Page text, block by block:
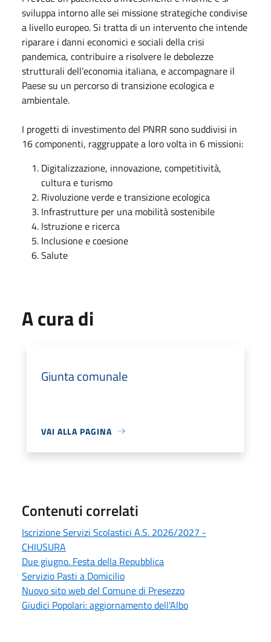
sviluppa intorno alle sei missione strategiche condivise
a livello europeo. Si tratta di un intervento che intende
riparare i danni economici e sociali della crisi
pandemica, contribuire a risolvere le debolezze
strutturali dell’economia italiana, e accompagnare il
Paese su un percorso di transizione ecologica e
ambientale.
I progetti di investimento del PNRR sono suddivisi in
16 componenti, raggruppate a loro volta in 6 missioni:
Digitalizzazione, innovazione, competitività,
cultura e turismo
Rivoluzione verde e transizione ecologica
Infrastrutture per una mobilità sostenibile
Istruzione e ricerca
Inclusione e coesione
Salute
A cura di
Giunta comunale
VAI ALLA PAGINA
Contenuti correlati
Iscrizione Servizi Scolastici A.S. 2026/2027 -
CHIUSURA
Due giugno. Festa della Repubblica
Servizio Pasti a Domicilio
Nuovo sito web del Comune di Presezzo
Giudici Popolari: aggiornamento dell'Albo